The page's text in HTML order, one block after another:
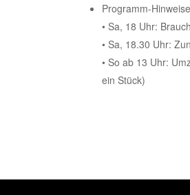
Programm-
• Sa, 18 Uhr:
• Sa, 18.30 Uhr:
• So ab 13 Uhr:
ein Stück)